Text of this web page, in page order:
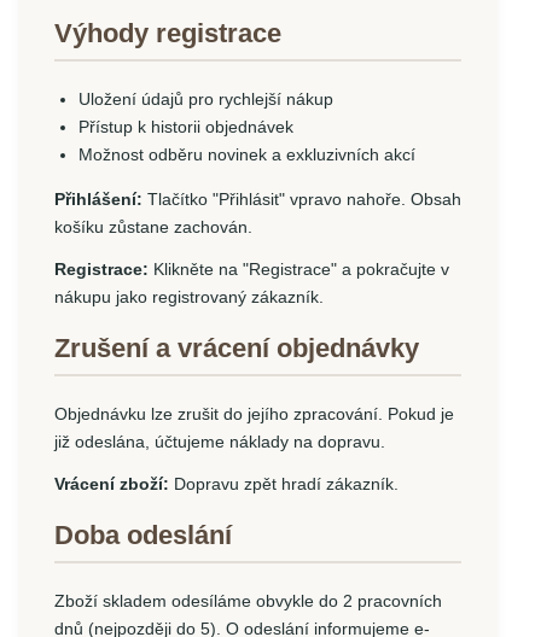
Výhody registrace
Uložení údajů pro rychlejší nákup
Přístup k historii objednávek
Možnost odběru novinek a exkluzivních akcí
Přihlášení: Tlačítko "Přihlásit" vpravo nahoře. Obsah
košíku zůstane zachován.
Registrace: Klikněte na "Registrace" a pokračujte v
nákupu jako registrovaný zákazník.
Zrušení a vrácení objednávky
Objednávku lze zrušit do jejího zpracování. Pokud je
již odeslána, účtujeme náklady na dopravu.
Vrácení zboží: Dopravu zpět hradí zákazník.
Doba odeslání
Zboží skladem odesíláme obvykle do 2 pracovních
dnů (nejpozději do 5). O odeslání informujeme e-